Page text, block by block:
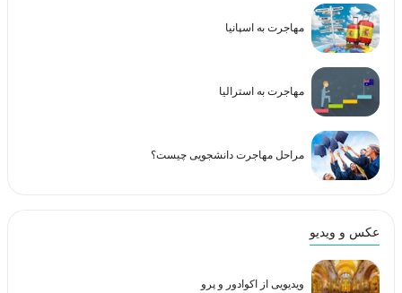
مهاجرت به اسپانیا
مهاجرت به استرالیا
مراحل مهاجرت دانشجویی چیست؟
عکس و ویدیو
ویدیویی از اکوادور و پرو